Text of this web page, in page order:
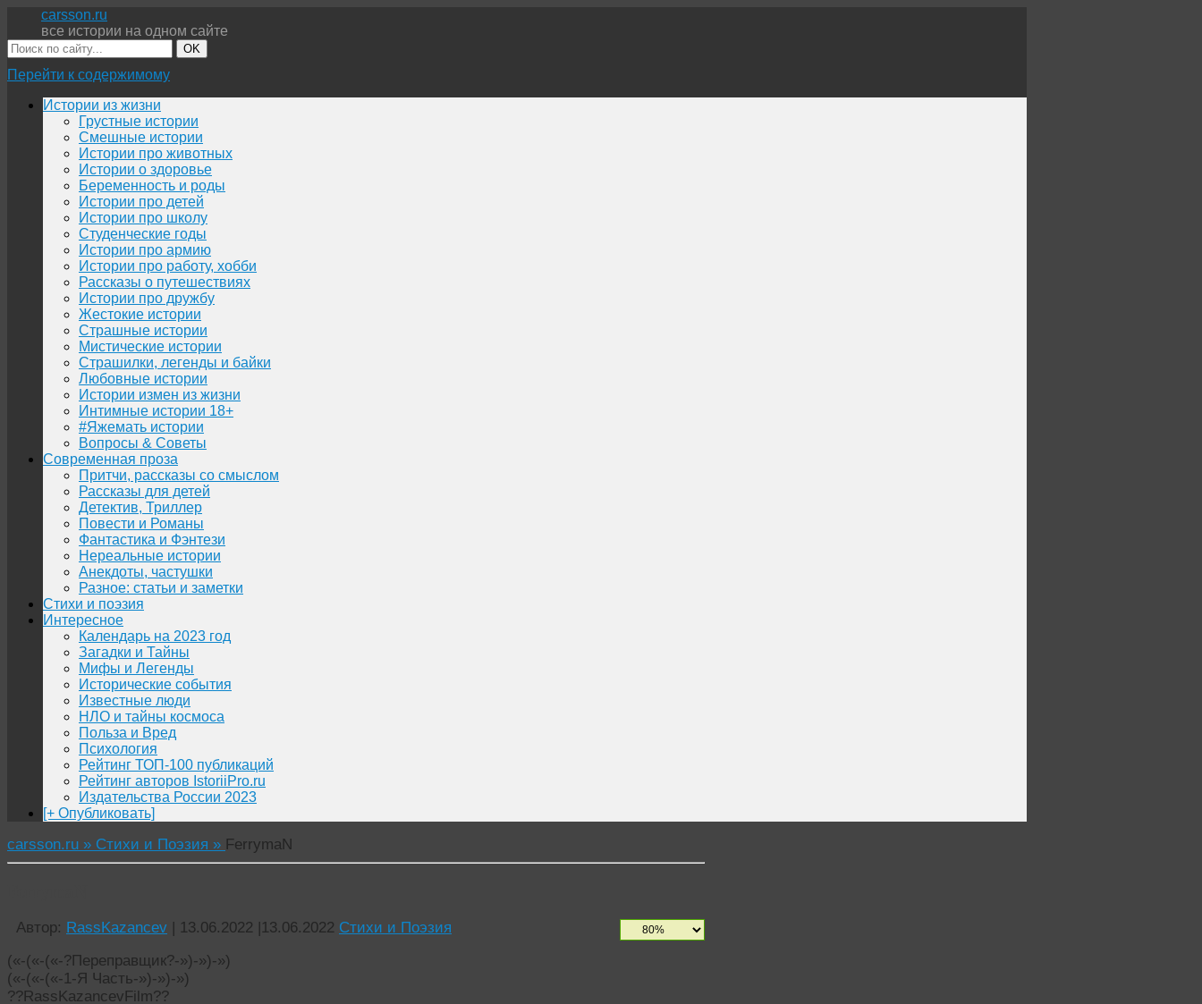
carsson.ru
все истории на одном сайте
OK
Перейти к содержимому
Истории из жизни
Грустные истории
Смешные истории
Истории про животных
Истории о здоровье
Беременность и роды
Истории про детей
Истории про школу
Студенческие годы
Истории про армию
Истории про работу, хобби
Рассказы о путешествиях
Истории про дружбу
Жестокие истории
Страшные истории
Мистические истории
Страшилки, легенды и байки
Любовные истории
Истории измен из жизни
Интимные истории 18+
#Яжемать истории
Вопросы & Советы
Современная проза
Притчи, рассказы со смыслом
Рассказы для детей
Детектив, Триллер
Повести и Романы
Фантастика и Фэнтези
Нереальные истории
Анекдоты, частушки
Разное: статьи и заметки
Стихи и поэзия
Интересное
Календарь на 2023 год
Загадки и Тайны
Мифы и Легенды
Исторические события
Известные люди
НЛО и тайны космоса
Польза и Вред
Психология
Рейтинг ТОП-100 публикаций
Рейтинг авторов IstoriiPro.ru
Издательства России 2023
[+ Опубликовать]
carsson.ru » Стихи и Поэзия » FerrymaN
Автор: RassKazancev | 13.06.2022 |13.06.2022 Стихи и Поэзия
(«-(«-(«-?Переправщик?-»)-»)-»)
(«-(«-(«-1-Я Часть-»)-»)-»)
??RassKazancevFilm??